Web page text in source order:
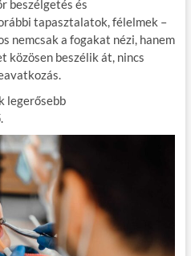
beszélgetés és
tapasztalatok, félelmek –
nemcsak a fogakat nézi, hanem
közösen beszélik át, nincs
legerősebb